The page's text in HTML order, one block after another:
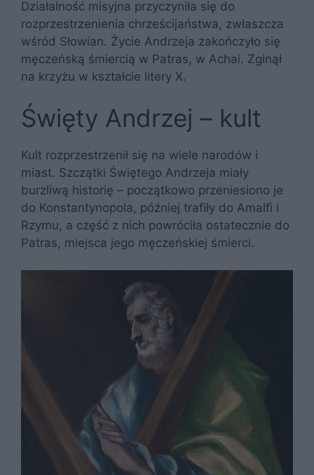
Działalność misyjna przyczyniła się do
rozprzestrzenienia chrześcijaństwa, zwłaszcza
wśród Słowian. Życie Andrzeja zakończyło się
męczeńską śmiercią w Patras, w Achai. Zginął
na krzyżu w kształcie litery X.
Święty Andrzej – kult
Kult rozprzestrzenił się na wiele narodów i
miast. Szczątki Świętego Andrzeja miały
burzliwą historię – początkowo przeniesiono je
do Konstantynopola, później trafiły do Amalfi i
Rzymu, a część z nich powróciła ostatecznie do
Patras, miejsca jego męczeńskiej śmierci.